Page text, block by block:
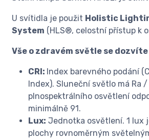
U svítidla je použit Holistic
System (HLS®, celostní přístup k
Vše o zdravém světle se dozvíte
CRI: Index barevného podání
Index). Sluneční světlo má Ra /
plnospektrálního osvětlení
minimálně 91.
Lux: Jednotka osvětlení. 1 lux
plochy rovnoměrným